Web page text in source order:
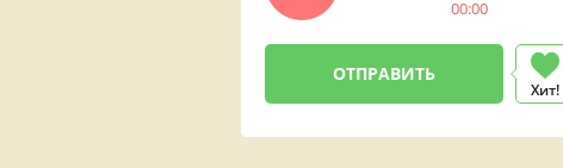
00:00
Хит!